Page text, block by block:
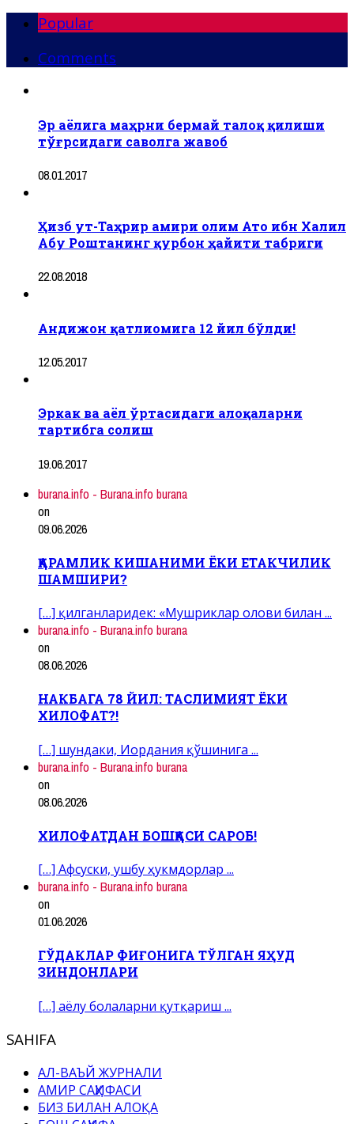
Popular
Comments
Эр аёлига маҳрни бермай талоқ қилиши
тўғрсидаги саволга жавоб
08.01.2017
Ҳизб ут-Таҳрир амири олим Ато ибн Халил
Абу Роштанинг қурбон ҳайити табриги
22.08.2018
Андижон қатлиомига 12 йил бўлди!
12.05.2017
Эркак ва аёл ўртасидаги алоқаларни
тартибга солиш
19.06.2017
burana.info - Burana.info burana
on
09.06.2026
ҚАРАМЛИК КИШАНИМИ ЁКИ ЕТАКЧИЛИК
ШАМШИРИ?
[…] қилганларидек: «Мушриклар олови билан ...
burana.info - Burana.info burana
on
08.06.2026
НАКБАГА 78 ЙИЛ: ТАСЛИМИЯТ ЁКИ
ХИЛОФАТ?!
[…] шундаки, Иордания қўшинига ...
burana.info - Burana.info burana
on
08.06.2026
ХИЛОФАТДАН БОШҚАСИ САРОБ!
[…] Афсуски, ушбу ҳукмдорлар ...
burana.info - Burana.info burana
on
01.06.2026
ГЎДАКЛАР ФИҒОНИГА ТЎЛГАН ЯҲУД
ЗИНДОНЛАРИ
[…] аёлу болаларни қутқариш ...
SAHIFA
АЛ-ВАЪЙ ЖУРНАЛИ
АМИР САҲИФАСИ
БИЗ БИЛАН АЛОҚА